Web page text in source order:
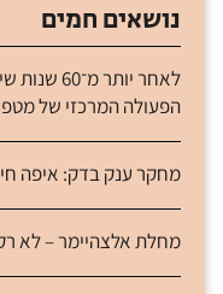
נושאים חמים
לאחר
הפעולה המרכזי של
מחקר ענק בדק: איפה
מחלת אלצהיימר – לא